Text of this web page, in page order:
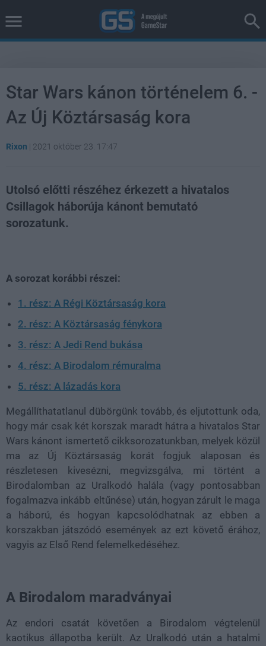
Star Wars kánon történelem 6. -
Az Új Köztársaság kora
Rixon | 2021 október 23. 17:47
Utolsó előtti részéhez érkezett a hivatalos
Csillagok háborúja kánont bemutató
sorozatunk.
A sorozat korábbi részei:
1. rész: A Régi Köztársaság kora
2. rész: A Köztársaság fénykora
3. rész: A Jedi Rend bukása
4. rész: A Birodalom rémuralma
5. rész: A lázadás kora
Megállíthatatlanul dübörgünk tovább, és eljutottunk oda,
hogy már csak két korszak maradt hátra a hivatalos Star
Wars kánont ismertető cikksorozatunkban, melyek közül
ma az Új Köztársaság korát fogjuk alaposan és
részletesen kivesézni, megvizsgálva, mi történt a
Birodalomban az Uralkodó halála (vagy pontosabban
fogalmazva inkább eltűnése) után, hogyan zárult le maga
a háború, és hogyan kapcsolódhatnak az ebben a
korszakban játszódó események az ezt követő érához,
vagyis az Első Rend felemelkedéséhez.
A Birodalom maradványai
Az endori csatát követően a Birodalom végtelenül
kaotikus állapotba került. Az Uralkodó után a hatalmi